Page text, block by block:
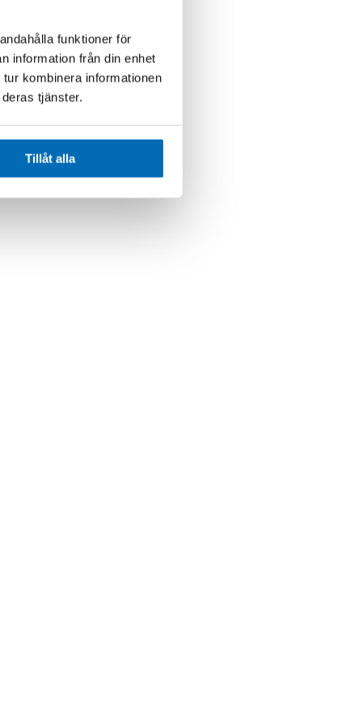
funktioner för
information från din enhet
kombinera informationen
tjänster.
Tillåt alla